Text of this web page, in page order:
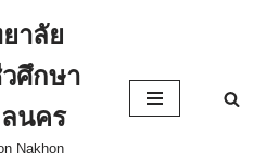
าลัย
ศึกษา
นคร
Nakhon